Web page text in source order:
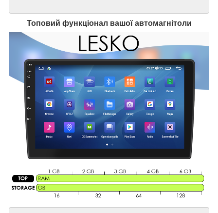
Топовий функціонал вашої автомагнітоли